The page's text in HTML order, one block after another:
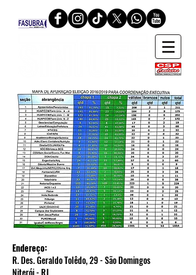
Endereço:
R. Des. Geraldo Tolêdo, 29 - São Domingos
Niterói - RJ